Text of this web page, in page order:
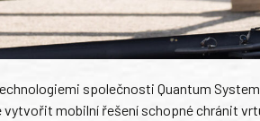
společnosti Quantum
mobilní řešení schopné chránit